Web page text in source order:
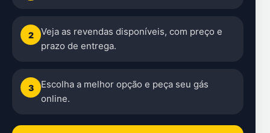
2
Veja as revendas disponíveis, com preço e
prazo de entrega.
3
Escolha a melhor opção e peça seu gás
online.